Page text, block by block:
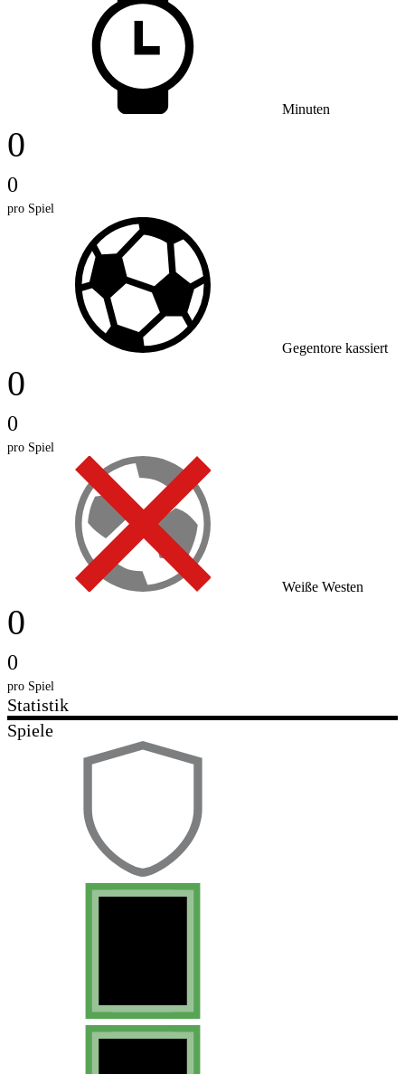
Minuten
0
0
pro Spiel
Gegentore kassiert
0
0
pro Spiel
Weiße Westen
0
0
pro Spiel
Statistik
Spiele